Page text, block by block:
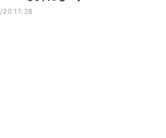
20 11:26